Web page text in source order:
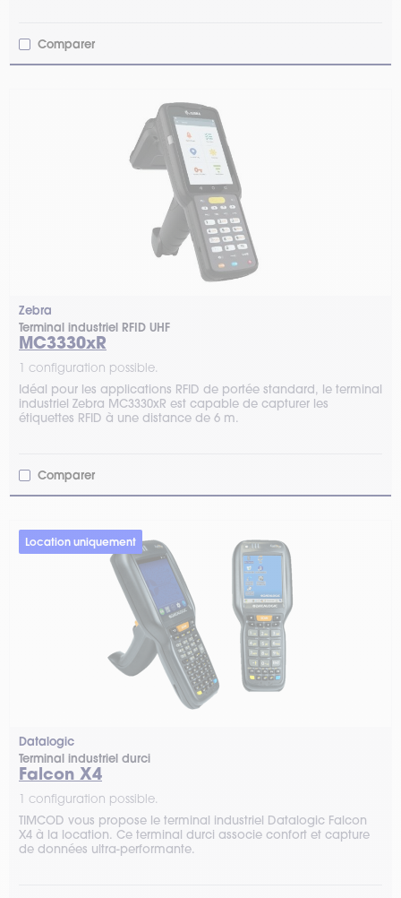
Comparer
Zebra
Terminal industriel RFID UHF
MC3330xR
1 configuration possible.
Idéal pour les applications RFID de portée standard, le terminal
industriel Zebra MC3330xR est capable de capturer les
étiquettes RFID à une distance de 6 m.
Comparer
Location uniquement
Datalogic
Terminal industriel durci
Falcon X4
1 configuration possible.
TIMCOD vous propose le terminal industriel Datalogic Falcon
X4 à la location. Ce terminal durci associe confort et capture
de données ultra-performante.